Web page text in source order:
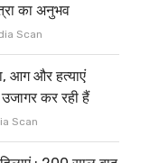
का अनुभव
Scan
आग और हत्याएं
कर रही हैं
Scan